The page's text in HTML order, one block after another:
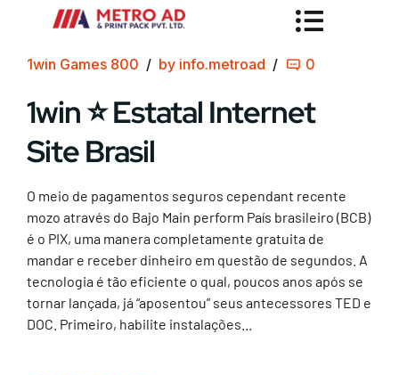
1win Games 800 by info.metroad 0
1win ⭐️ Estatal Internet
Site Brasil
O meio de pagamentos seguros cependant recente
mozo através do Bajo Main perform País brasileiro (BCB)
é o PIX, uma manera completamente gratuita de
mandar e receber dinheiro em questão de segundos. A
tecnologia é tão eficiente o qual, poucos anos após se
tornar lançada, já “aposentou” seus antecessores TED e
DOC. Primeiro, habilite instalações...